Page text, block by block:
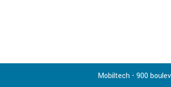
Mobiltech - 900